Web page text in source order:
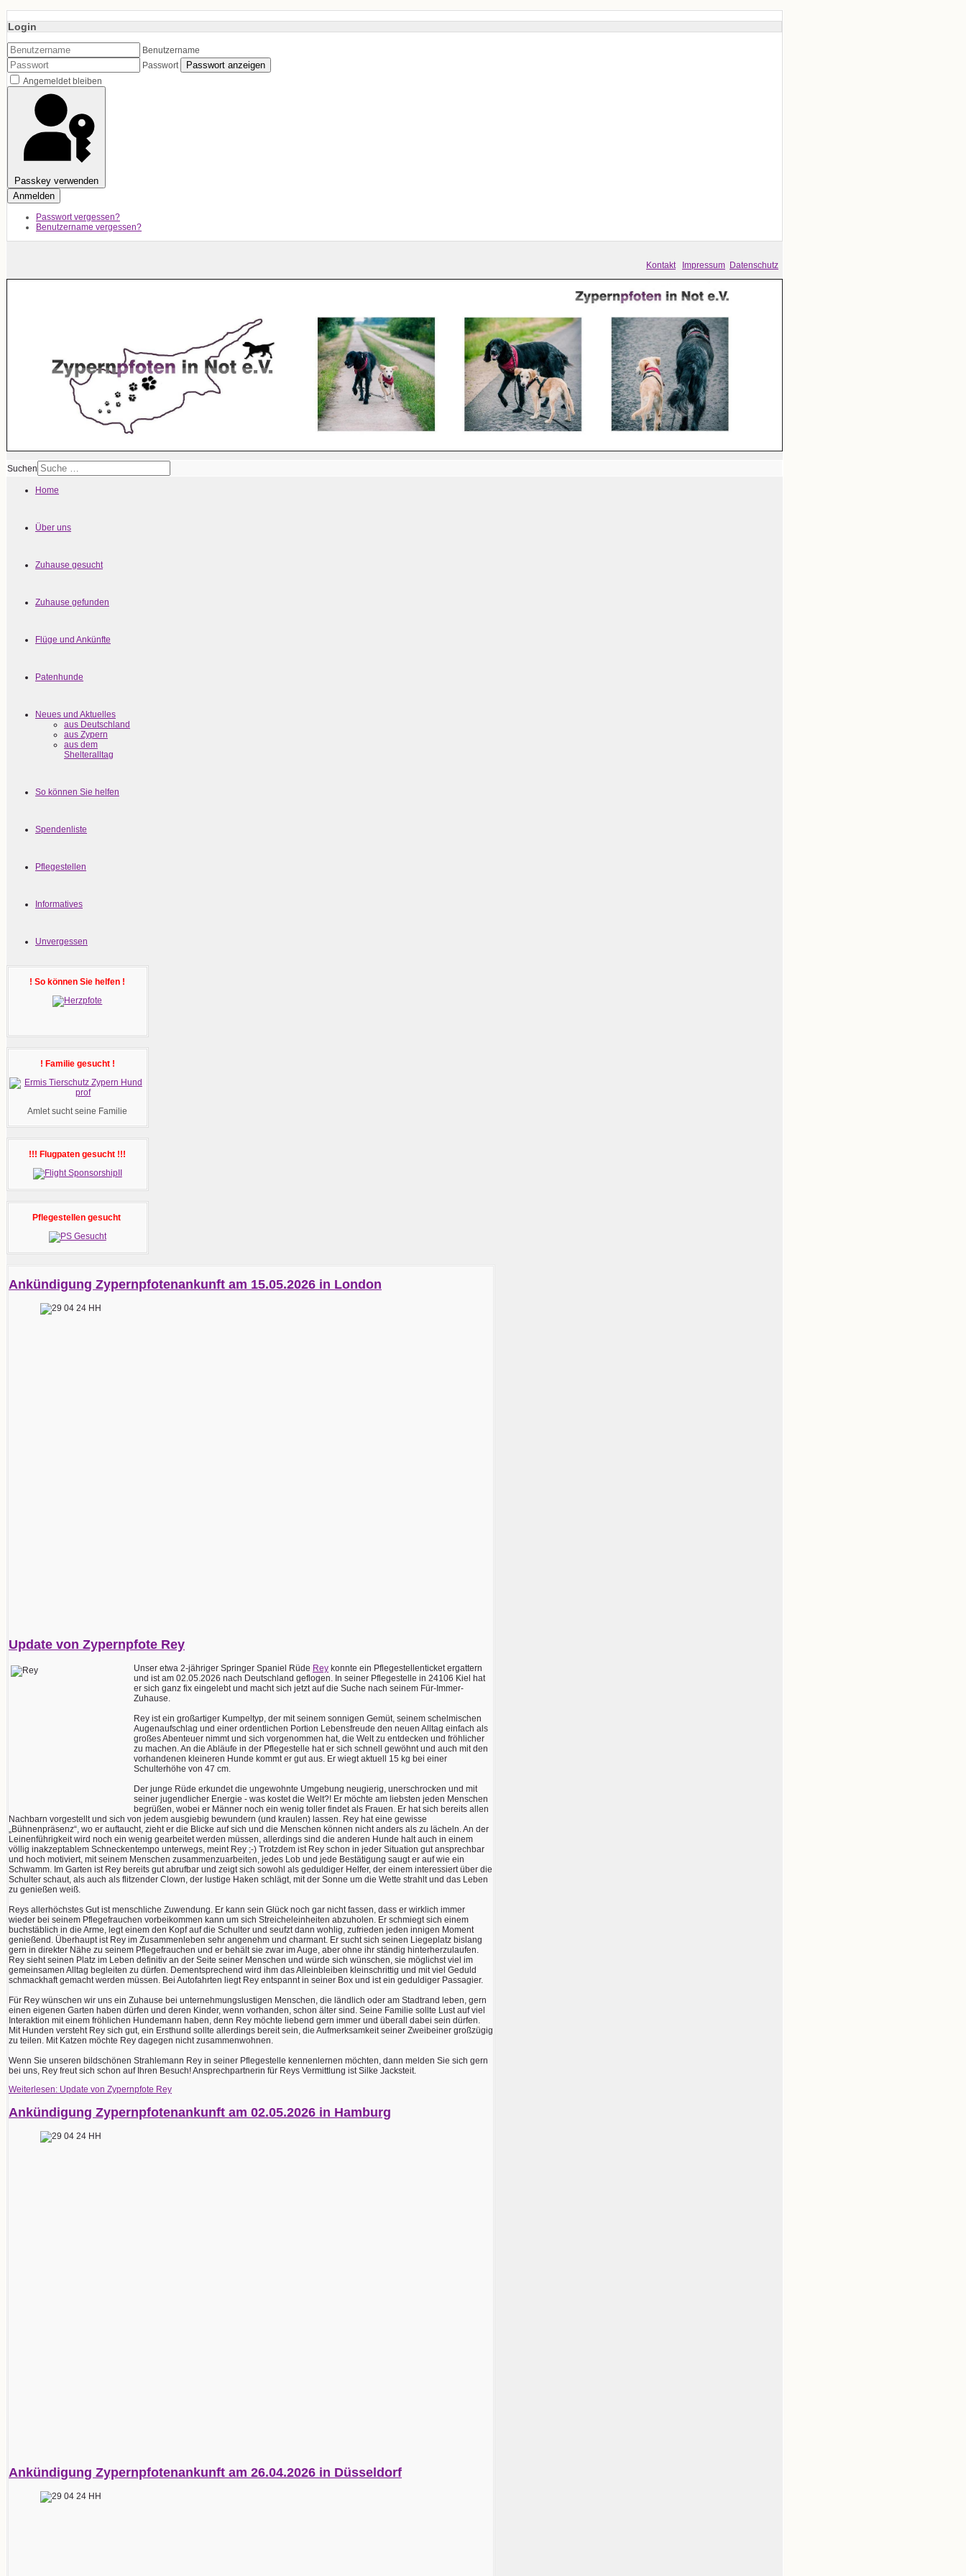
Login
Benutzername
Passwort
Passwort anzeigen
Angemeldet bleiben
Passkey verwenden
Anmelden
Passwort vergessen?
Benutzername vergessen?
Kontakt Impressum Datenschutz
Suchen
Home
Über uns
Zuhause gesucht
Zuhause gefunden
Flüge und Ankünfte
Patenhunde
Neues und Aktuelles
aus Deutschland
aus Zypern
aus dem
Shelteralltag
So können Sie helfen
Spendenliste
Pflegestellen
Informatives
Unvergessen
! So können Sie helfen !
! Familie gesucht !
Amlet sucht seine Familie
!!! Flugpaten gesucht !!!
Pflegestellen gesucht
Ankündigung Zypernpfotenankunft am 15.05.2026 in London
Update von Zypernpfote Rey
Unser etwa 2-jähriger Springer Spaniel Rüde Rey konnte ein Pflegestellenticket ergattern
und ist am 02.05.2026 nach Deutschland geflogen. In seiner Pflegestelle in 24106 Kiel hat
er sich ganz fix eingelebt und macht sich jetzt auf die Suche nach seinem Für-Immer-
Zuhause.
Rey ist ein großartiger Kumpeltyp, der mit seinem sonnigen Gemüt, seinem schelmischen
Augenaufschlag und einer ordentlichen Portion Lebensfreude den neuen Alltag einfach als
großes Abenteuer nimmt und sich vorgenommen hat, die Welt zu entdecken und fröhlicher
zu machen. An die Abläufe in der Pflegestelle hat er sich schnell gewöhnt und auch mit den
vorhandenen kleineren Hunde kommt er gut aus. Er wiegt aktuell 15 kg bei einer
Schulterhöhe von 47 cm.
Der junge Rüde erkundet die ungewohnte Umgebung neugierig, unerschrocken und mit
seiner jugendlicher Energie - was kostet die Welt?! Er möchte am liebsten jeden Menschen
begrüßen, wobei er Männer noch ein wenig toller findet als Frauen. Er hat sich bereits allen
Nachbarn vorgestellt und sich von jedem ausgiebig bewundern (und kraulen) lassen. Rey hat eine gewisse
„Bühnenpräsenz“, wo er auftaucht, zieht er die Blicke auf sich und die Menschen können nicht anders als zu lächeln. An der
Leinenführigkeit wird noch ein wenig gearbeitet werden müssen, allerdings sind die anderen Hunde halt auch in einem
völlig inakzeptablem Schneckentempo unterwegs, meint Rey ;-) Trotzdem ist Rey schon in jeder Situation gut ansprechbar
und hoch motiviert, mit seinem Menschen zusammenzuarbeiten, jedes Lob und jede Bestätigung saugt er auf wie ein
Schwamm. Im Garten ist Rey bereits gut abrufbar und zeigt sich sowohl als geduldiger Helfer, der einem interessiert über die
Schulter schaut, als auch als flitzender Clown, der lustige Haken schlägt, mit der Sonne um die Wette strahlt und das Leben
zu genießen weiß.
Reys allerhöchstes Gut ist menschliche Zuwendung. Er kann sein Glück noch gar nicht fassen, dass er wirklich immer
wieder bei seinem Pflegefrauchen vorbeikommen kann um sich Streicheleinheiten abzuholen. Er schmiegt sich einem
buchstäblich in die Arme, legt einem den Kopf auf die Schulter und seufzt dann wohlig, zufrieden jeden innigen Moment
genießend. Überhaupt ist Rey im Zusammenleben sehr angenehm und charmant. Er sucht sich seinen Liegeplatz bislang
gern in direkter Nähe zu seinem Pflegefrauchen und er behält sie zwar im Auge, aber ohne ihr ständig hinterherzulaufen.
Rey sieht seinen Platz im Leben definitiv an der Seite seiner Menschen und würde sich wünschen, sie möglichst viel im
gemeinsamen Alltag begleiten zu dürfen. Dementsprechend wird ihm das Alleinbleiben kleinschrittig und mit viel Geduld
schmackhaft gemacht werden müssen. Bei Autofahrten liegt Rey entspannt in seiner Box und ist ein geduldiger Passagier.
Für Rey wünschen wir uns ein Zuhause bei unternehmungslustigen Menschen, die ländlich oder am Stadtrand leben, gern
einen eigenen Garten haben dürfen und deren Kinder, wenn vorhanden, schon älter sind. Seine Familie sollte Lust auf viel
Interaktion mit einem fröhlichen Hundemann haben, denn Rey möchte liebend gern immer und überall dabei sein dürfen.
Mit Hunden versteht Rey sich gut, ein Ersthund sollte allerdings bereit sein, die Aufmerksamkeit seiner Zweibeiner großzügig
zu teilen. Mit Katzen möchte Rey dagegen nicht zusammenwohnen.
Wenn Sie unseren bildschönen Strahlemann Rey in seiner Pflegestelle kennenlernen möchten, dann melden Sie sich gern
bei uns, Rey freut sich schon auf Ihren Besuch! Ansprechpartnerin für Reys Vermittlung ist Silke Jacksteit.
Weiterlesen: Update von Zypernpfote Rey
Ankündigung Zypernpfotenankunft am 02.05.2026 in Hamburg
Ankündigung Zypernpfotenankunft am 26.04.2026 in Düsseldorf